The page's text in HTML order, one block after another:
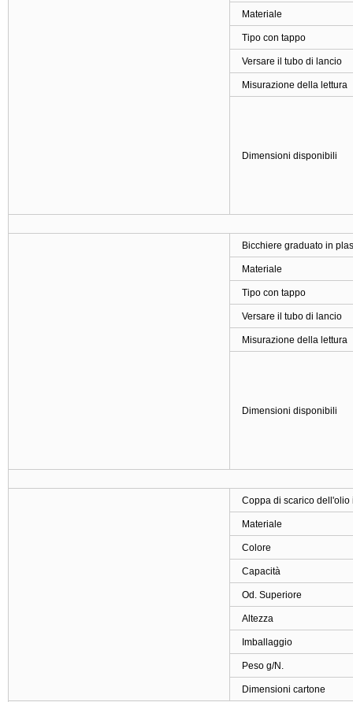
Materiale
Tipo con tappo
Versare il tubo di lancio
Misurazione della lettura
Dimensioni disponibili
Bicchiere graduato in
Materiale
Tipo con tappo
Versare il tubo di lancio
Misurazione della lettura
Dimensioni disponibili
Coppa di scarico dell'olio
Materiale
Colore
Capacità
Od. Superiore
Altezza
Imballaggio
Peso g/N.
Dimensioni cartone